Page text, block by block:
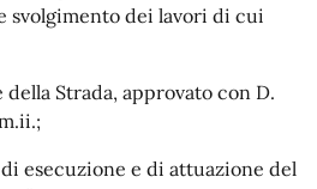
svolgimento dei lavori di cui
della Strada, approvato con D.
esecuzione e di attuazione del